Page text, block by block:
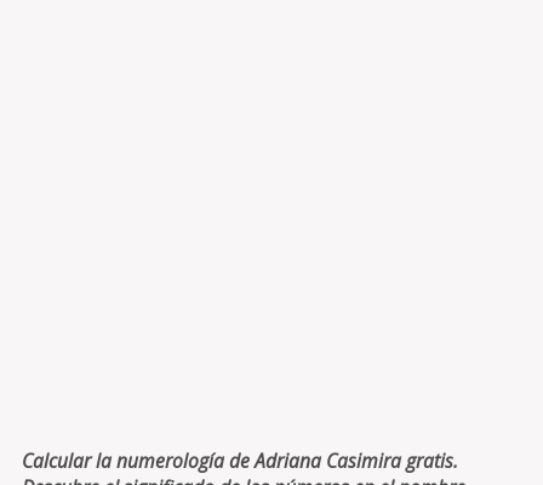
Calcular la numerología de Adriana Casimira gratis.